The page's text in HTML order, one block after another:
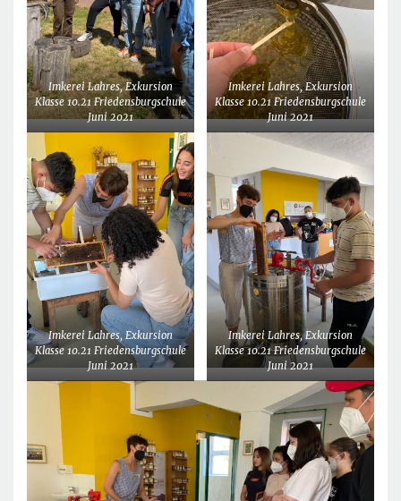
Imkerei Lahres, Exkursion
Klasse 10.21 Friedensburgschule
Juni 2021
Imkerei Lahres, Exkursion
Klasse 10.21 Friedensburgschule
Juni 2021
Imkerei Lahres, Exkursion
Klasse 10.21 Friedensburgschule
Juni 2021
Imkerei Lahres, Exkursion
Klasse 10.21 Friedensburgschule
Juni 2021